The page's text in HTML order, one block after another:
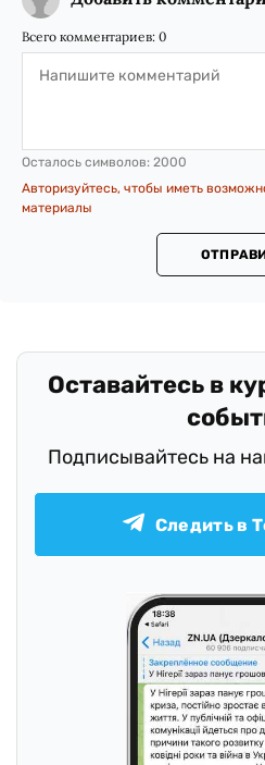
Всего комментариев: 0
Осталось символов: 2000
Авторизуйтесь, чтобы иметь
материалы
Оставайтесь в
Подписывайтесь на
Следить в